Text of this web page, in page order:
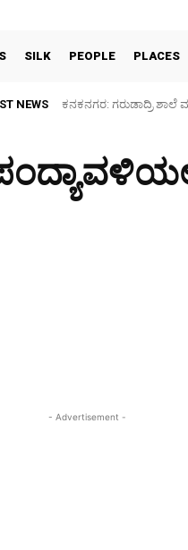
SILK PEOPLE PLACES
NEWS Sidlaghatta Silk
- Advertisement -